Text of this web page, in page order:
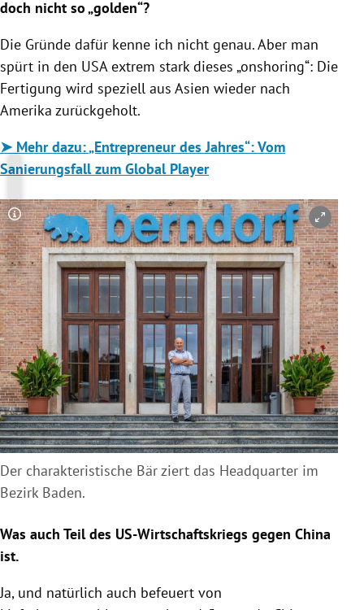
doch nicht so „golden“?
Die Gründe dafür kenne ich nicht genau. Aber man
spürt in den USA extrem stark dieses „onshoring“: Die
Fertigung wird speziell aus Asien wieder nach
Amerika zurückgeholt.
➤ Mehr dazu:„Entrepreneur des Jahres“: Vom
Sanierungsfall zum Global Player
Copyright-Hinweis öffnen/schließen
Der charakteristische Bär ziert das Headquarter im
Bezirk Baden.
Was auch Teil des US-Wirtschaftskriegs gegen China
ist.
Ja, und natürlich auch befeuert von